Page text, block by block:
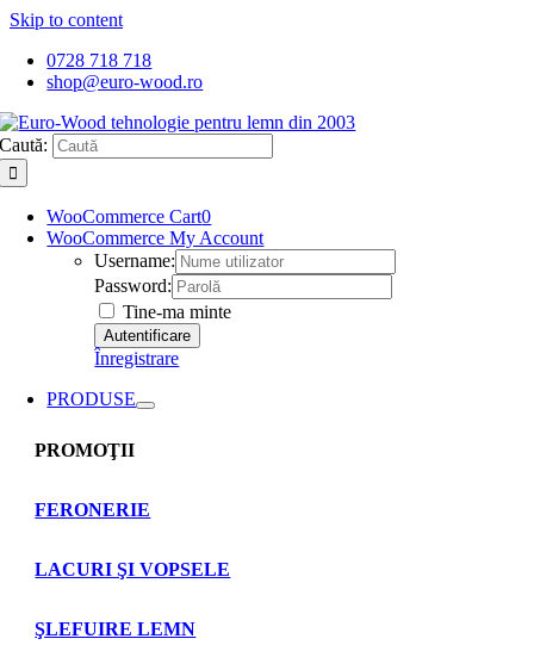
Skip to content
0728 718 718
shop@euro-wood.ro
Caută:
WooCommerce Cart0
WooCommerce My Account
Username:
Password:
Tine-ma minte
Înregistrare
PRODUSE
PROMOŢII
FERONERIE
LACURI ŞI VOPSELE
ŞLEFUIRE LEMN